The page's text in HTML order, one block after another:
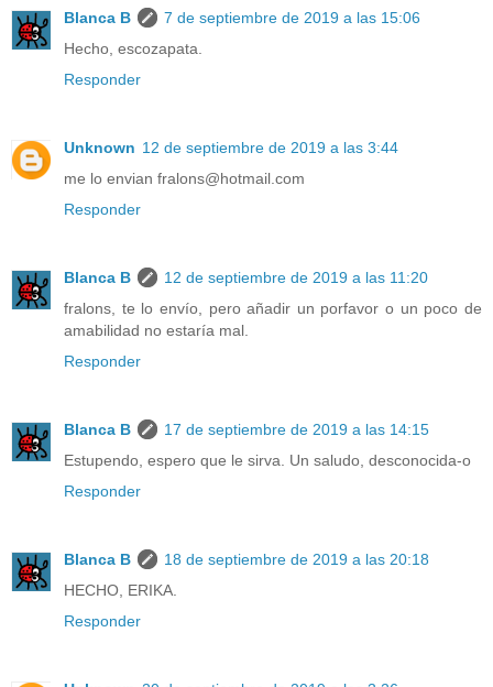
Blanca B
7 de septiembre de 2019 a las 15:06
Hecho, escozapata.
Responder
Unknown 12 de septiembre de 2019 a las 3:44
me lo envian fralons@hotmail.com
Responder
Blanca B
12 de septiembre de 2019 a las 11:20
fralons, te lo envío, pero añadir un porfavor o un poco de
amabilidad no estaría mal.
Responder
Blanca B
17 de septiembre de 2019 a las 14:15
Estupendo, espero que le sirva. Un saludo, desconocida-o
Responder
Blanca B
18 de septiembre de 2019 a las 20:18
HECHO, ERIKA.
Responder